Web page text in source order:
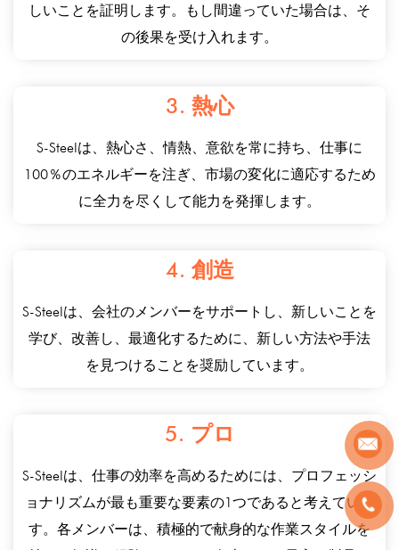
しいことを証明します。もし間違っていた場合は、そ
の後果を受け入れます。
3. 熱心
S-Steelは、熱心さ、情熱、意欲を常に持ち、仕事に
100％のエネルギーを注ぎ、市場の変化に適応するため
に全力を尽くして能力を発揮します。
4. 創造
S-Steelは、会社のメンバーをサポートし、新しいことを
学び、改善し、最適化するために、新しい方法や手法
を見つけることを奨励しています。
5. プロ
S-Steelは、仕事の効率を高めるためには、プロフェッシ
ョナリズムが最も重要な要素の1つであると考えていま
す。各メンバーは、積極的で献身的な作業スタイルを